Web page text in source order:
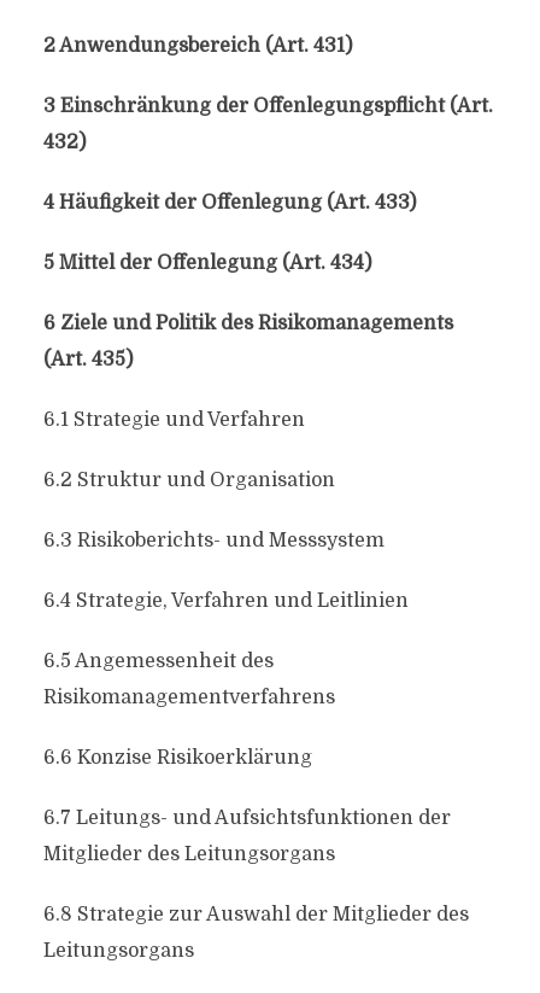
2 Anwendungsbereich (Art. 431)
3 Einschränkung der Offenlegungspflicht (Art.
432)
4 Häufigkeit der Offenlegung (Art. 433)
5 Mittel der Offenlegung (Art. 434)
6 Ziele und Politik des Risikomanagements
(Art. 435)
6.1 Strategie und Verfahren
6.2 Struktur und Organisation
6.3 Risikoberichts- und Messsystem
6.4 Strategie, Verfahren und Leitlinien
6.5 Angemessenheit des
Risikomanagementverfahrens
6.6 Konzise Risikoerklärung
6.7 Leitungs- und Aufsichtsfunktionen der
Mitglieder des Leitungsorgans
6.8 Strategie zur Auswahl der Mitglieder des
Leitungsorgans